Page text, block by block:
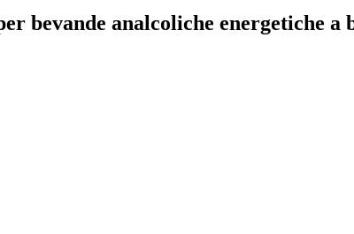
bevande analcoliche energetiche a